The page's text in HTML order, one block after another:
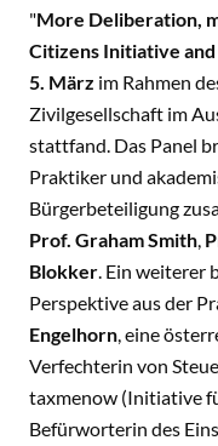
"More Deliberation,
Citizens Initiative
5. März im Rahmen
Zivilgesellschaft im
stattfand. Das Panel
Praktiker und
Bürgerbeteiligung
Prof. Graham Smith,
Blokker. Ein weiterer
Perspektive aus der
Engelhorn, eine
Verfechterin von
taxmenow (Initiative
Befürworterin des